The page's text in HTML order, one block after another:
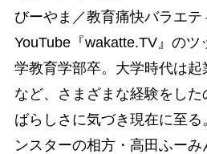
びーやま／教育痛快バラエテ
YouTube『wakatte.TV』の
学教育学部卒。大学時代は
など、さまざまな経験をし
ばらしさに気づき現在に至
ンスターの相方・高田ふー